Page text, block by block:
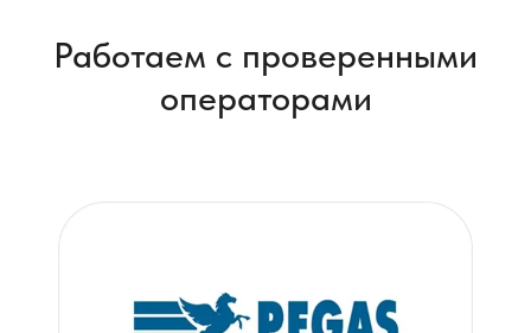
Работаем с проверенными
операторами